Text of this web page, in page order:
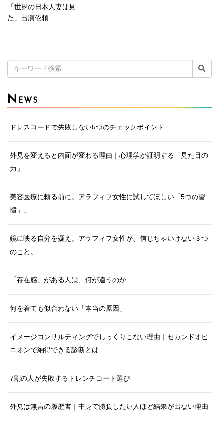
「世界の日本人妻は見
た」出演依頼
索:
N EWS
ドレスコードで失敗しない5つのチェックポイント
外見を変えると内面が変わる理由｜心理学が証明する「見た目の
力」
美容医療に頼る前に。アラフィフ女性に試してほしい「5つの習
慣」。
鏡に映る自分を疑え。アラフィフ女性が、信じちゃいけない３つ
のこと。
「存在感」がある人は、何が違うのか
何を着ても似合わない「本当の原因」
イメージコンサルティングでしっくりこない理由｜セカンドオピ
ニオンで納得できる診断とは
7割の人が失敗するトレンチコート選び
外見は無言の履歴書｜中身で勝負したい人ほど結果が出ない理由